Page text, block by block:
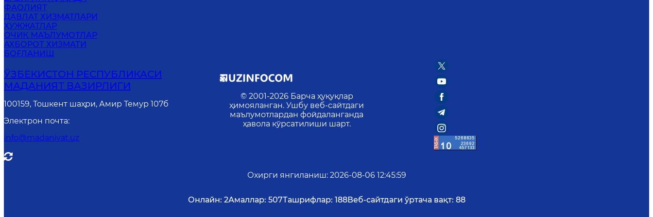
ФАОЛИЯТ
ДАВЛАТ ХИЗМАТЛАРИ
ҲУЖЖАТЛАР
ОЧИҚ МАЪЛУМОТЛАР
АХБОРОТ ХИЗМАТИ
БОҒЛАНИШ
ЎЗБЕКИСТОН РЕСПУБЛИКАСИ
МАДАНИЯТ ВАЗИРЛИГИ
100159, Тошкент шаҳри, Амир Темур 107б
Электрон почта:
info@madaniyat.uz
© 2001-2026 Барча ҳуқуқлар
ҳимояланган. Ушбу веб-сайтдаги
маълумотлардан фойдаланганда
ҳавола кўрсатилиши шарт.
Охирги янгиланиш: 2026-08-06 12:45:59
Онлайн: 2Амаллар: 507Ташрифлар: 188Веб-сайтдаги ўртача вақт: 88